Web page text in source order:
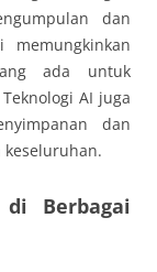
dan
ada untuk
AI juga
dan
keseluruhan.
Berbagai